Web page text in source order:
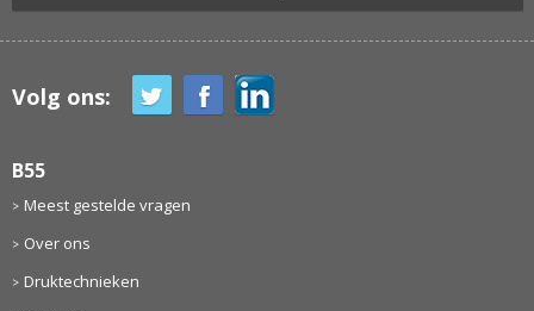
Volg ons:
B55
Meest gestelde vragen
Over ons
Druktechnieken